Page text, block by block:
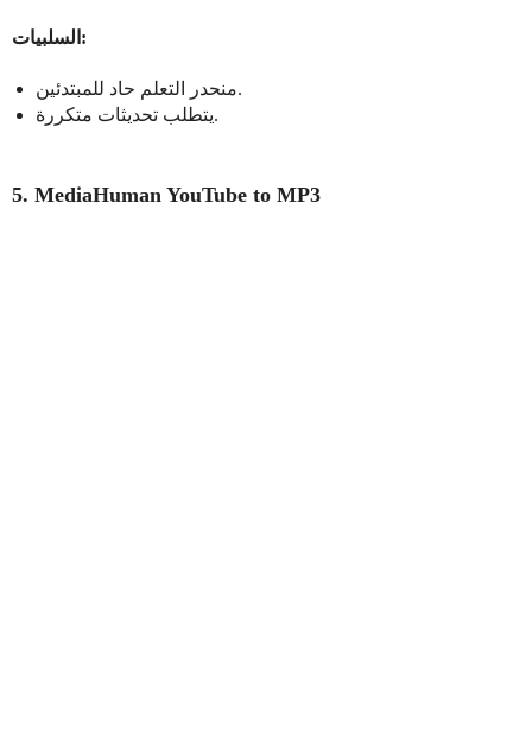
السلبيات:
منحدر التعلم حاد للمبتدئين.
يتطلب تحديثات متكررة.
5. MediaHuman YouTube to MP3